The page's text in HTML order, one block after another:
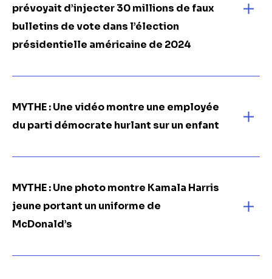
prévoyait d’injecter 30 millions de faux
bulletins de vote dans l’élection
présidentielle américaine de 2024
MYTHE : Une vidéo montre une employée
du parti démocrate hurlant sur un enfant
MYTHE :Une photo montre Kamala Harris
jeune portant un uniforme de
McDonald’s